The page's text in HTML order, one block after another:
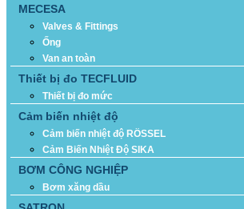
MECESA
Valves & Fittings
Ống
Van an toàn
Thiết bị đo TECFLUID
Thiết bị đo mức
Cảm biến nhiệt độ
Cảm biến nhiệt độ RÖSSEL
Cảm Biến Nhiệt Độ SIKA
BƠM CÔNG NGHIỆP
Bơm xăng dầu